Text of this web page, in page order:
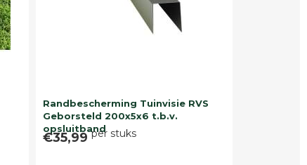
Randbescherming Tuinvisie RVS
Geborsteld 200x5x6 t.b.v.
opsluitband
€35,99 per stuks